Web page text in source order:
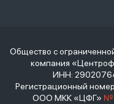
Общество с
компания
ИНН:
Регистрационный
ООО МКК «ЦФГ» №